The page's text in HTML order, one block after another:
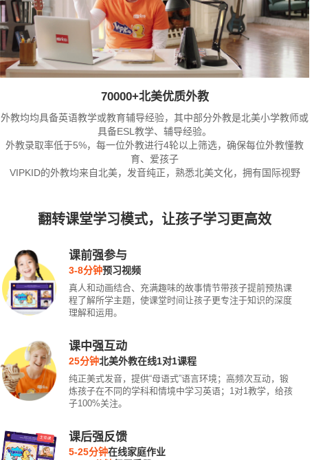
70000+北美优质外教
外教均均具备英语教学或教育辅导经验，其中部分外教是北美小学教师或
具备ESL教学、辅导经验。
外教录取率低于5%，每一位外教进行4轮以上筛选，确保每位外教懂教
育、爱孩子
VIPKID的外教均来自北美，发音纯正，熟悉北美文化，拥有国际视野
翻转课堂学习模式，让孩子学习更高效
课前强参与
3-8分钟预习视频
真人和动画结合、充满趣味的故事情节带孩子提前预热课
程了解所学主题，使课堂时间让孩子更专注于知识的深度
理解和运用。
课中强互动
25分钟北美外教在线1对1课程
纯正美式发音，提供“母语式”语言环境；高频次互动，锻
炼孩子在不同的学科和情境中学习英语；1对1教学，给孩
子100%关注。
课后强反馈
5-25分钟在线家庭作业